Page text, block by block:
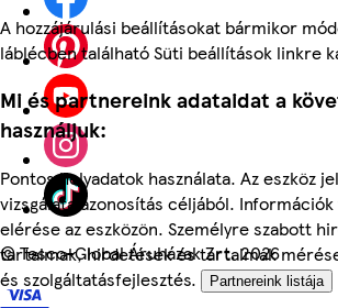
A hozzájárulási beállításokat bármikor
láblécben található Süti beállítások linkre
Mi és partnereink adataidat a
használjuk:
Pontos helyadatok használata. Az eszköz
vizsgálata azonosítás céljából.
elérése az eszközön. Személyre szabott
tartalmak, hirdetések és tartalmak
és szolgáltatásfejlesztés.
Partnereink listája
©Tesco-Global Áruházak Zrt. 2026